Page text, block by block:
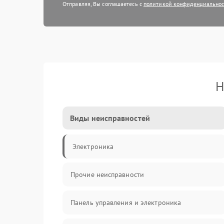
Отправляя, Вы соглашаетесь с политикой
Виды неисправностей
Электроника
Прочие неисправности
Панель управления и электроника